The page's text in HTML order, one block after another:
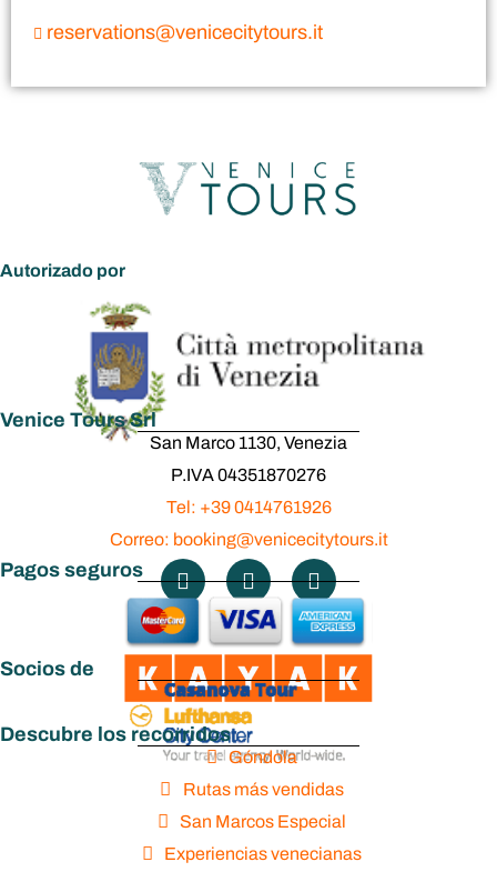
reservations@venicecitytours.it
Autorizado por
Venice Tours Srl
San Marco 1130, Venezia
P.IVA 04351870276
Tel: +39 0414761926
Correo: booking@venicecitytours.it
Pagos seguros
Socios de
Descubre los recorridos
Góndola
Rutas más vendidas
San Marcos Especial
Experiencias venecianas